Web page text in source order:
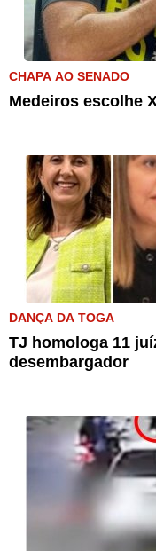
CHAPA AO SENADO
Medeiros escolhe
DANÇA DA TOGA
TJ homologa 11
desembargador